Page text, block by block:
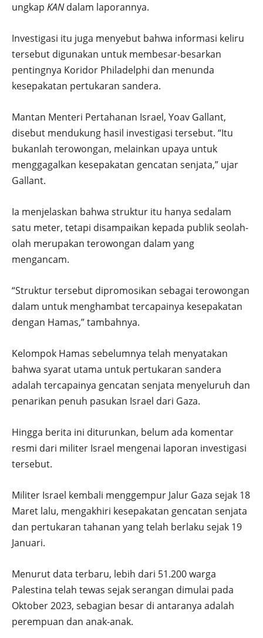
ungkap KANdalam laporannya.
Investigasi itu juga menyebut bahwa informasi keliru
tersebut digunakan untuk membesar-besarkan
pentingnya Koridor Philadelphi dan menunda
kesepakatan pertukaran sandera.
Mantan Menteri Pertahanan Israel, Yoav Gallant,
disebut mendukung hasil investigasi tersebut. “Itu
bukanlah terowongan, melainkan upaya untuk
menggagalkan kesepakatan gencatan senjata,” ujar
Gallant.
Ia menjelaskan bahwa struktur itu hanya sedalam
satu meter, tetapi disampaikan kepada publik seolah-
olah merupakan terowongan dalam yang
mengancam.
“Struktur tersebut dipromosikan sebagai terowongan
dalam untuk menghambat tercapainya kesepakatan
dengan Hamas,” tambahnya.
Kelompok Hamas sebelumnya telah menyatakan
bahwa syarat utama untuk pertukaran sandera
adalah tercapainya gencatan senjata menyeluruh dan
penarikan penuh pasukan Israel dari Gaza.
Hingga berita ini diturunkan, belum ada komentar
resmi dari militer Israel mengenai laporan investigasi
tersebut.
Militer Israel kembali menggempur Jalur Gaza sejak 18
Maret lalu, mengakhiri kesepakatan gencatan senjata
dan pertukaran tahanan yang telah berlaku sejak 19
Januari.
Menurut data terbaru, lebih dari 51.200 warga
Palestina telah tewas sejak serangan dimulai pada
Oktober 2023, sebagian besar di antaranya adalah
perempuan dan anak-anak.